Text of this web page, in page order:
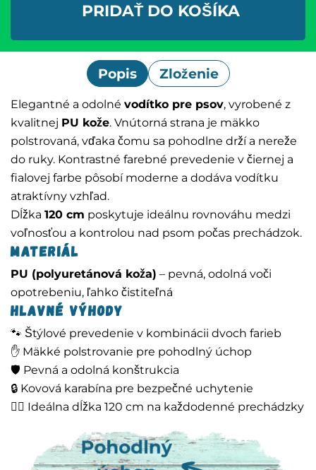
PRIDAŤ DO KOŠÍKA
Popis Zloženie
Elegantné a odolné vodítko pre psov, vyrobené z
kvalitnej PU kože. Vnútorná strana je mäkko
polstrovaná, vďaka čomu sa pohodlne drží a nereže
do ruky. Kontrastné farebné prevedenie v čiernej a
fialovej farbe pôsobí moderne a dodáva vodítku
atraktívny vzhľad.
Dĺžka 120 cm poskytuje ideálnu rovnováhu medzi
voľnosťou a kontrolou nad psom počas prechádzok.
Materiál
PU (polyuretánová koža) – pevná, odolná voči
opotrebeniu, ľahko čistiteľná
Hlavné výhody
🐾 Štýlové prevedenie v kombinácii dvoch farieb
✋ Mäkké polstrovanie pre pohodlný úchop
🛡️ Pevná a odolná konštrukcia
🔒 Kovová karabína pre bezpečné uchytenie
🚶‍♂️ Ideálna dĺžka 120 cm na každodenné prechádzky